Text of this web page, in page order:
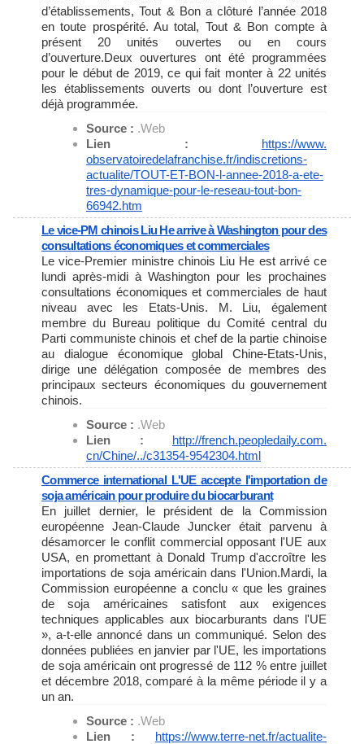
d’établissements, Tout & Bon a clôturé l’année 2018
en toute prospérité. Au total, Tout & Bon compte à
présent 20 unités ouvertes ou en cours
d’ouverture.Deux ouvertures ont été programmées
pour le début de 2019, ce qui fait monter à 22 unités
les établissements ouverts ou dont l’ouverture est
déjà programmée.
Source : .Web
Lien : https://www.
observatoiredelafranchise.fr/indiscretions-
actualite/TOUT-ET-BON-l-annee-2018-a-ete-
tres-dynamique-pour-le-reseau-tout-bon-
66942.htm
Le vice-PM chinois Liu He arrive à Washington pour des
consultations économiques et commerciales
Le vice-Premier ministre chinois Liu He est arrivé ce
lundi après-midi à Washington pour les prochaines
consultations économiques et commerciales de haut
niveau avec les Etats-Unis. M. Liu, également
membre du Bureau politique du Comité central du
Parti communiste chinois et chef de la partie chinoise
au dialogue économique global Chine-Etats-Unis,
dirige une délégation composée de membres des
principaux secteurs économiques du gouvernement
chinois.
Source : .Web
Lien : http://french.peopledaily.com.
cn/Chine/../c31354-9542304.html
Commerce international L'UE accepte l'importation de
soja américain pour produire du biocarburant
En juillet dernier, le président de la Commission
européenne Jean-Claude Juncker était parvenu à
désamorcer le conflit commercial opposant l'UE aux
USA, en promettant à Donald Trump d'accroître les
importations de soja américain dans l'Union.Mardi, la
Commission européenne a conclu « que les graines
de soja américaines satisfont aux exigences
techniques applicables aux biocarburants dans l'UE
», a-t-elle annoncé dans un communiqué. Selon des
données publiées en janvier par l'UE, les importations
de soja américain ont progressé de 112 % entre juillet
et décembre 2018, comparé à la même période il y a
un an.
Source : .Web
Lien : https://www.terre-net.fr/actualite-